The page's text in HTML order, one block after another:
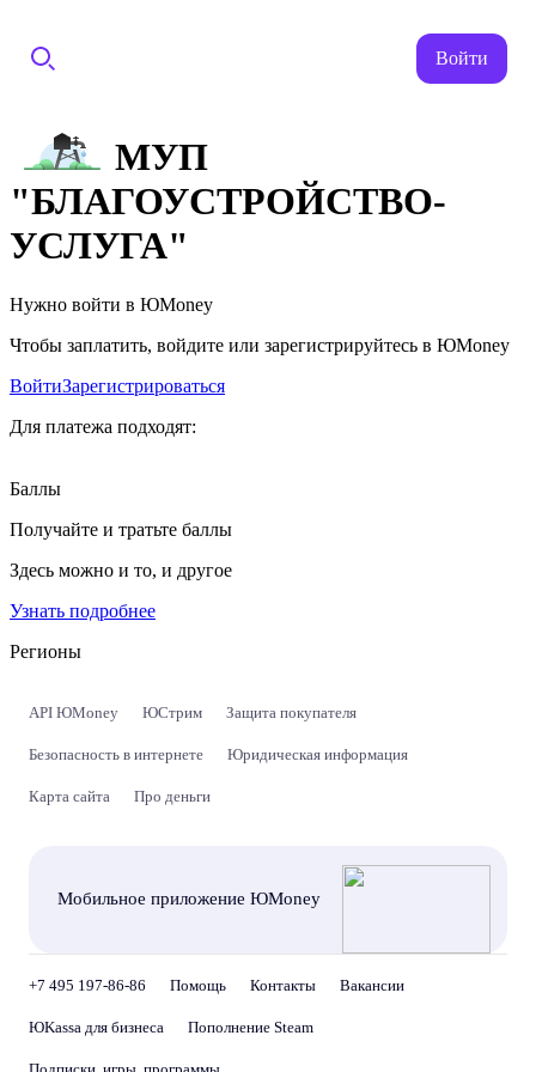
Войти
МУП
"БЛАГОУСТРОЙСТВО-
УСЛУГА"
Нужно войти в ЮMoney
Чтобы заплатить, войдите или зарегистрируйтесь в ЮMoney
ВойтиЗарегистрироваться
Для платежа подходят:
Баллы
Получайте и тратьте баллы
Здесь можно и то, и другое
Узнать подробнее
Регионы
API ЮMoney ЮСтрим Защита покупателя
Безопасность в интернете Юридическая информация
Карта сайта Про деньги
Мобильное приложение ЮMoney
+7 495 197-86-86 Помощь Контакты Вакансии
ЮKassa для бизнеса Пополнение Steam